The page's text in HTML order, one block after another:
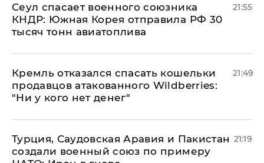
​Сеул спасает военного союзника
КНДР: Южная Корея отправила РФ 30
тысяч тонн авиатоплива
21:55
Кремль отказался спасать кошельки
продавцов атакованного Wildberries:
"Ни у кого нет денег"
21:49
Турция, Саудовская Аравия и Пакистан
создали военный союз по примеру
21:19